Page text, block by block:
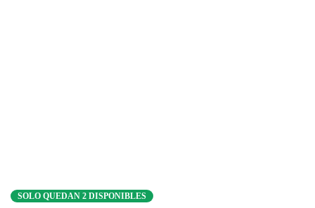
SOLO QUEDAN 2 DISPONIBLES